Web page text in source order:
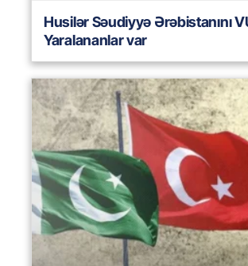
Husilər Səudiyyə Ərəbistanını
Yaralananlar var